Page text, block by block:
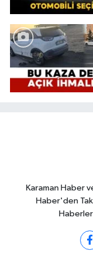
Karaman Haber
Haber'den